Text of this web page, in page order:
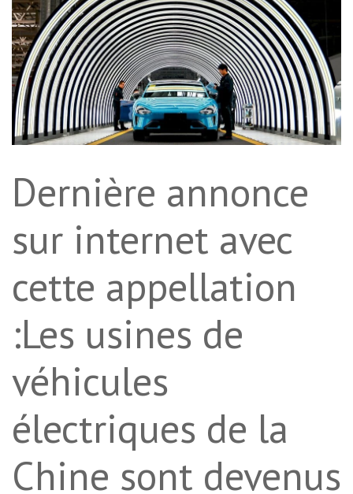
Dernière annonce
sur internet avec
cette appellation
:Les usines de
véhicules
électriques de la
Chine sont devenus